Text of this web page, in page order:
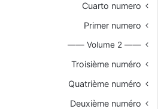
Cuarto numero
Primer numero
—— Volume 2 ——
Troisième numéro
Quatrième numéro
Deuxième numéro